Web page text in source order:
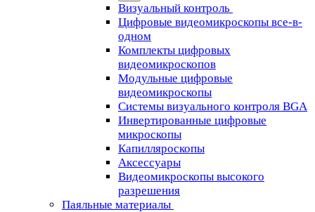
Визуальный контроль
Цифровые видеомикроскопы все-в-
одном
Комплекты цифровых
видеомикроскопов
Модульные цифровые
видеомикроскопы
Cистемы визуального контроля BGA
Инвертированные цифровые
микроскопы
Капилляроскопы
Аксессуары
Видеомикроскопы высокого
разрешения
Паяльные материалы